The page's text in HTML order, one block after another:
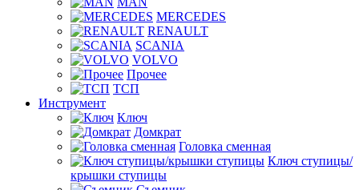
MERCEDES
RENAULT
SCANIA
VOLVO
Прочее
ТСП
Инструмент
Ключ
Домкрат
Головка сменная
Ключ ступицы/
крышки ступицы